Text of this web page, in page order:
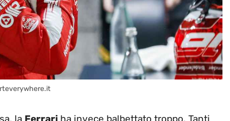
la Ferrari ha invece balbettato troppo. Tanti